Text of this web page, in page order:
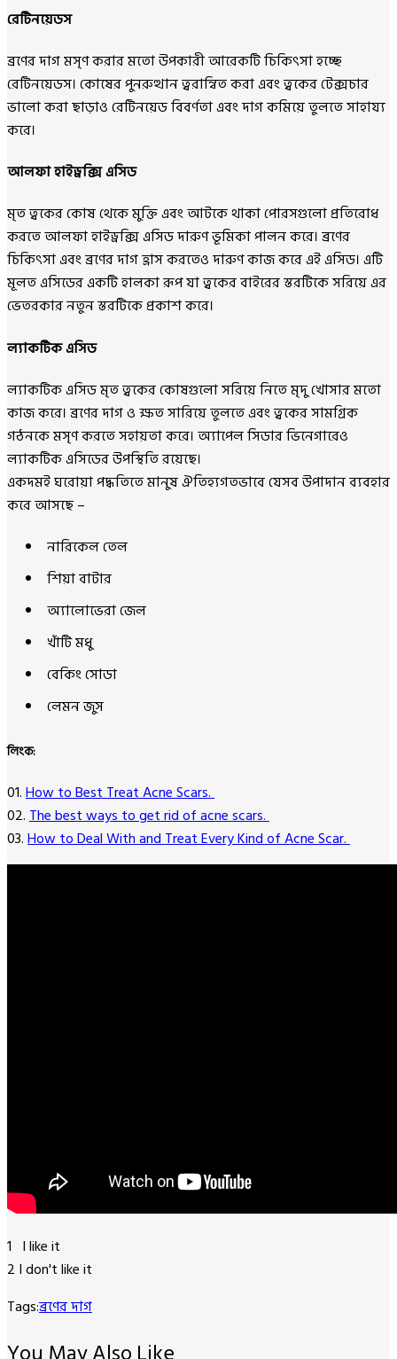
রেটিনয়েডস
ব্রণের দাগ মসৃণ করার মতো উপকারী আরেকটি চিকিৎসা হচ্ছে
রেটিনয়েডস। কোষের পুনরুত্থান ত্বরান্বিত করা এবং ত্বকের টেক্সচার
ভালো করা ছাড়াও রেটিনয়েড বিবর্ণতা এবং দাগ কমিয়ে তুলতে সাহায্য
করে।
আলফা হাইড্রক্সি এসিড
মৃত ত্বকের কোষ থেকে মুক্তি এবং আটকে থাকা পোরসগুলো প্রতিরোধ
করতে আলফা হাইড্রক্সি এসিড দারুণ ভূমিকা পালন করে। ব্রণের
চিকিৎসা এবং ব্রণের দাগ হ্রাস করতেও দারুণ কাজ করে এই এসিড। এটি
মূলত এসিডের একটি হালকা রূপ যা ত্বকের বাইরের স্তরটিকে সরিয়ে এর
ভেতরকার নতুন স্তরটিকে প্রকাশ করে।
ল্যাকটিক এসিড
ল্যাকটিক এসিড মৃত ত্বকের কোষগুলো সরিয়ে নিতে মৃদু খোসার মতো
কাজ করে। ব্রণের দাগ ও ক্ষত সারিয়ে তুলতে এবং ত্বকের সামগ্রিক
গঠনকে মসৃণ করতে সহায়তা করে। অ্যাপেল সিডার ভিনেগারেও
ল্যাকটিক এসিডের উপস্থিতি রয়েছে।
একদমই ঘরোয়া পদ্ধতিতে মানুষ ঐতিহ্যগতভাবে যেসব উপাদান ব্যবহার
করে আসছে –
নারিকেল তেল
শিয়া বাটার
অ্যালোভেরা জেল
খাঁটি মধু
বেকিং সোডা
লেমন জুস
লিংক:
01.How to Best Treat Acne Scars.
02.The best ways to get rid of acne scars.
03.How to Deal With and Treat Every Kind of Acne Scar.
1 I like it
2 I don't like it
Tags:ব্রণের দাগ